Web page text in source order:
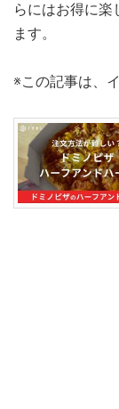
らにはお得に楽
ます。
※この記事は、